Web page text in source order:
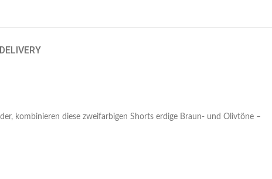
kombinieren diese zweifarbigen Shorts erdige Braun- und Olivtöne –